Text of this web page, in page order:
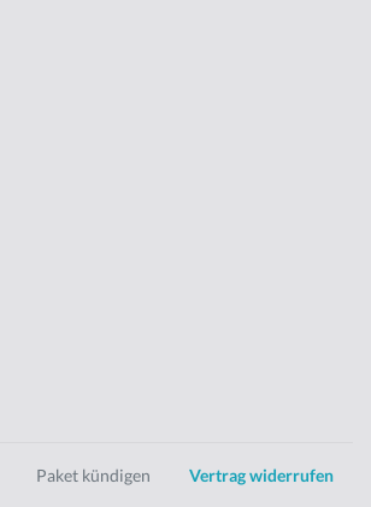
Paket kündigen Vertrag widerrufen